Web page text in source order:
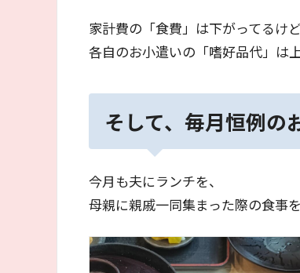
家計費の「食費」は下がってるけ
各自のお小遣いの「嗜好品代」は上
そして、毎月恒例の
今月も夫にランチを、
母親に親戚一同集まった際の食事